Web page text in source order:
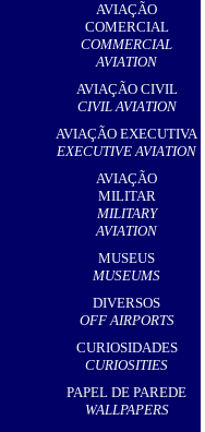
AVIAÇÃO
COMERCIAL
COMMERCIAL
AVIATION
AVIAÇÃO CIVIL
CIVIL AVIATION
AVIAÇÃO EXECUTIVA
EXECUTIVE AVIATION
AVIAÇÃO
MILITAR
MILITARY
AVIATION
MUSEUS
MUSEUMS
DIVERSOS
OFF AIRPORTS
CURIOSIDADES
CURIOSITIES
PAPEL DE PAREDE
WALLPAPERS